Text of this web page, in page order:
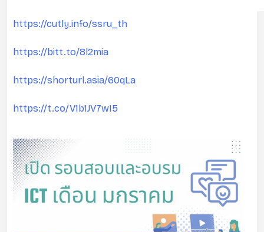
https://cutly.info/ssru_th
https://bitt.to/8l2mia
https://shorturl.asia/60qLa
https://t.co/V1b1JV7wI5